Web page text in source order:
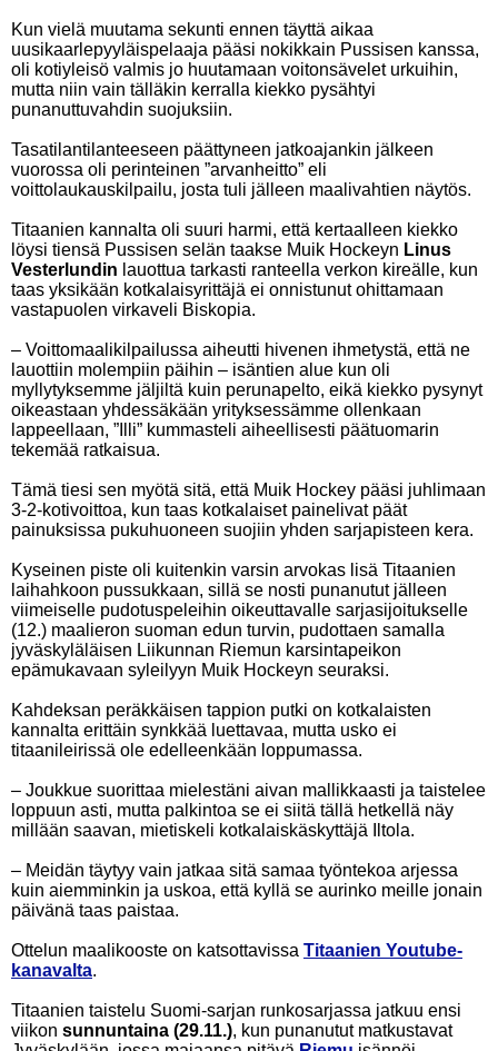
Kun vielä muutama sekunti ennen täyttä aikaa
uusikaarlepyyläispelaaja pääsi nokikkain Pussisen kanssa,
oli kotiyleisö valmis jo huutamaan voitonsävelet urkuihin,
mutta niin vain tälläkin kerralla kiekko pysähtyi
punanuttuvahdin suojuksiin.
Tasatilantilanteeseen päättyneen jatkoajankin jälkeen
vuorossa oli perinteinen ”arvanheitto” eli
voittolaukauskilpailu, josta tuli jälleen maalivahtien näytös.
Titaanien kannalta oli suuri harmi, että kertaalleen kiekko
löysi tiensä Pussisen selän taakse Muik Hockeyn Linus
Vesterlundin lauottua tarkasti ranteella verkon kireälle, kun
taas yksikään kotkalaisyrittäjä ei onnistunut ohittamaan
vastapuolen virkaveli Biskopia.
– Voittomaalikilpailussa aiheutti hivenen ihmetystä, että ne
lauottiin molempiin päihin – isäntien alue kun oli
myllytyksemme jäljiltä kuin perunapelto, eikä kiekko pysynyt
oikeastaan yhdessäkään yrityksessämme ollenkaan
lappeellaan, ”Illi” kummasteli aiheellisesti päätuomarin
tekemää ratkaisua.
Tämä tiesi sen myötä sitä, että Muik Hockey pääsi juhlimaan
3-2-kotivoittoa, kun taas kotkalaiset painelivat päät
painuksissa pukuhuoneen suojiin yhden sarjapisteen kera.
Kyseinen piste oli kuitenkin varsin arvokas lisä Titaanien
laihahkoon pussukkaan, sillä se nosti punanutut jälleen
viimeiselle pudotuspeleihin oikeuttavalle sarjasijoitukselle
(12.) maalieron suoman edun turvin, pudottaen samalla
jyväskyläläisen Liikunnan Riemun karsintapeikon
epämukavaan syleilyyn Muik Hockeyn seuraksi.
Kahdeksan peräkkäisen tappion putki on kotkalaisten
kannalta erittäin synkkää luettavaa, mutta usko ei
titaanileirissä ole edelleenkään loppumassa.
– Joukkue suorittaa mielestäni aivan mallikkaasti ja taistelee
loppuun asti, mutta palkintoa se ei siitä tällä hetkellä näy
millään saavan, mietiskeli kotkalaiskäskyttäjä Iltola.
– Meidän täytyy vain jatkaa sitä samaa työntekoa arjessa
kuin aiemminkin ja uskoa, että kyllä se aurinko meille jonain
päivänä taas paistaa.
Ottelun maalikooste on katsottavissa Titaanien Youtube-
kanavalta.
Titaanien taistelu Suomi-sarjan runkosarjassa jatkuu ensi
viikon sunnuntaina (29.11.), kun punanutut matkustavat